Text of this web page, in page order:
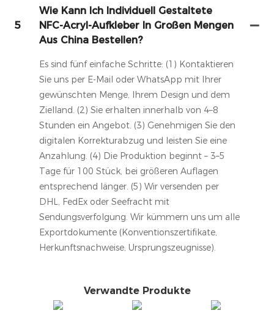
5
Wie Kann Ich Individuell Gestaltete
NFC-Acryl-Aufkleber In Großen Mengen
Aus China Bestellen?
Es sind fünf einfache Schritte: (1) Kontaktieren
Sie uns per E-Mail oder WhatsApp mit Ihrer
gewünschten Menge, Ihrem Design und dem
Zielland. (2) Sie erhalten innerhalb von 4–8
Stunden ein Angebot. (3) Genehmigen Sie den
digitalen Korrekturabzug und leisten Sie eine
Anzahlung. (4) Die Produktion beginnt – 3–5
Tage für 100 Stück, bei größeren Auflagen
entsprechend länger. (5) Wir versenden per
DHL, FedEx oder Seefracht mit
Sendungsverfolgung. Wir kümmern uns um alle
Exportdokumente (Konventionszertifikate,
Herkunftsnachweise, Ursprungszeugnisse).
Verwandte Produkte